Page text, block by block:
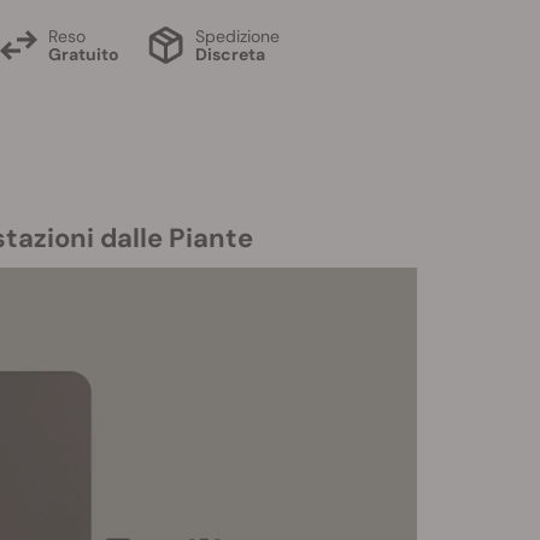
Reso
Gratuito
Spedizione
Discreta
dalle Piante